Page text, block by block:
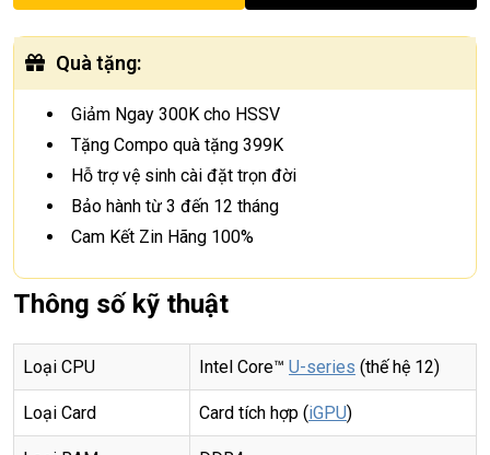
Quà tặng:
Giảm Ngay 300K cho HSSV
Tặng Compo quà tặng 399K
Hỗ trợ vệ sinh cài đặt trọn đời
Bảo hành từ 3 đến 12 tháng
Cam Kết Zin Hãng 100%
Thông số kỹ thuật
Loại CPU Intel Core™ U-series (thế hệ 12)
Loại Card Card tích hợp (iGPU)